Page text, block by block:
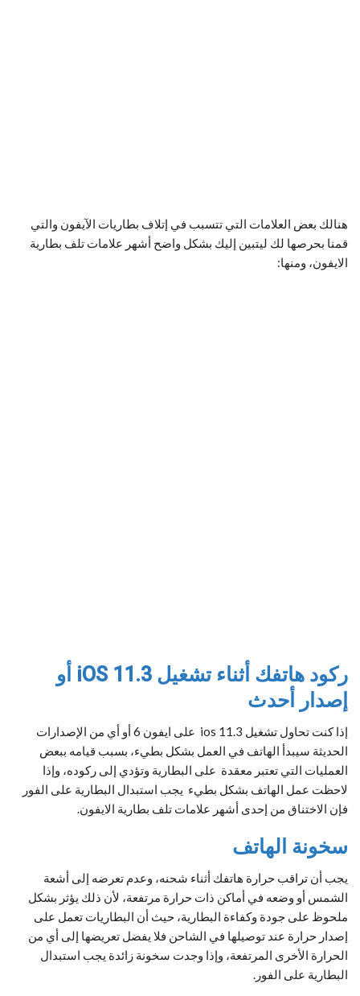
هنالك بعض العلامات التي تتسبب في إتلاف بطاريات الآيفون والتي
قمنا بحرصها لك ليتبين إليك بشكل واضح أشهر علامات تلف بطارية
الايفون، ومنها:
ركود هاتفك أثناء تشغيل iOS 11.3 أو
إصدار أحدث
إذا كنت تحاول تشغيل ios 11.3 على ايفون 6 أو أي من الإصدارات
الحديثة سيبدأ الهاتف في العمل بشكل بطيء، بسبب قيامه ببعض
العمليات التي تعتبر معقدة على البطارية وتؤدي إلى ركوده، وإذا
لاحظت عمل الهاتف بشكل بطيء يجب استبدال البطارية على الفور
فإن الاختناق من إحدى أشهر علامات تلف بطارية الايفون.
سخونة الهاتف
يجب أن تراقب حرارة هاتفك أثناء شحنه، وعدم تعرضه إلى أشعة
الشمس أو وضعه في أماكن ذات حرارة مرتفعة، لأن ذلك يؤثر بشكل
ملحوظ على جودة وكفاءة البطارية، حيث أن البطاريات تعمل على
إصدار حرارة عند توصيلها في الشاحن فلا يفضل تعريضها إلى أي من
الحرارة الأخرى المرتفعة، وإذا وجدت سخونة زائدة يجب استبدال
البطارية على الفور.